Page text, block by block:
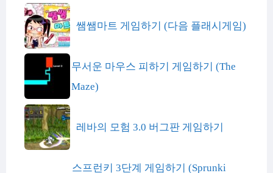
쌤쌤마트 게임하기 (다음 플래시게임)
무서운 마우스 피하기 게임하기 (The
Maze)
레바의 모험 3.0 버그판 게임하기
스프런키 3단계 게임하기 (Sprunki